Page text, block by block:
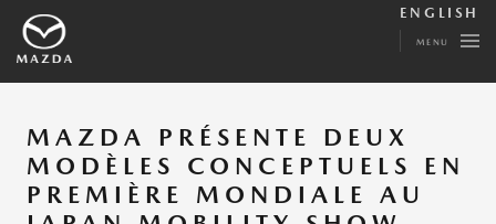
ENGLISH
MENU
MAZDA PRÉSENTE DEUX
MODÈLES CONCEPTUELS EN
PREMIÈRE MONDIALE AU